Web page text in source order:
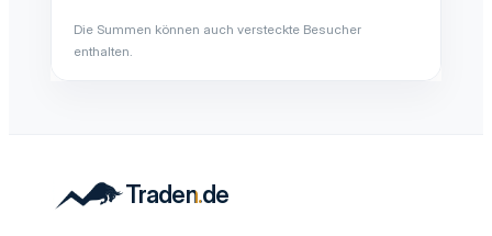
Die Summen können auch versteckte Besucher
enthalten.